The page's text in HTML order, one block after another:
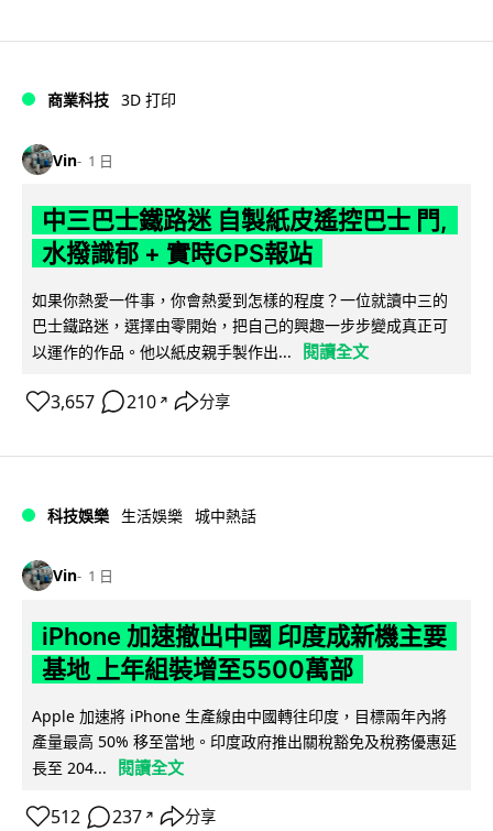
商業科技 3D 打印
Vin 1 日
中三巴士鐵路迷 自製紙皮遙控巴士 門,
水撥識郁 + 實時GPS報站
如果你熱愛一件事，你會熱愛到怎樣的程度？一位就讀中三的
巴士鐵路迷，選擇由零開始，把自己的興趣一步步變成真正可
以運作的作品。他以紙皮親手製作出...
閱讀全文
3,657 210 ↗ 分享
科技娛樂 生活娛樂 城中熱話
Vin 1 日
iPhone 加速撤出中國 印度成新機主要
基地 上年組裝增至5500萬部
Apple 加速將 iPhone 生產線由中國轉往印度，目標兩年內將
產量最高 50% 移至當地。印度政府推出關稅豁免及稅務優惠延
長至 204...
閱讀全文
512 237 ↗ 分享